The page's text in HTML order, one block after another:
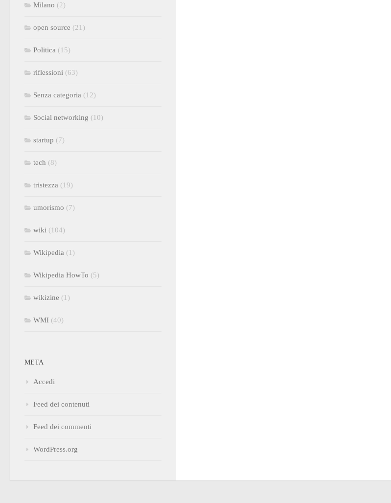
Milano (2)
open source (21)
Politica (15)
riflessioni (63)
Senza categoria (12)
Social networking (10)
startup (7)
tech (8)
tristezza (19)
umorismo (7)
wiki (104)
Wikipedia (1)
Wikipedia HowTo (5)
wikizine (1)
WMI (40)
META
Accedi
Feed dei contenuti
Feed dei commenti
WordPress.org